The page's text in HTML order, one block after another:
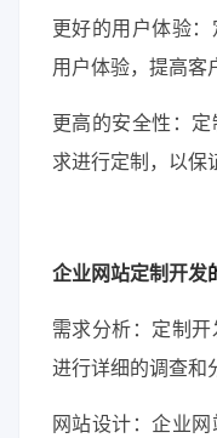
更好的用户体验
用户体验，提高客
更高的安全性：
求进行定制，以保
企业网站定制开发
需求分析：定制
进行详细的调查和
网站设计：企业